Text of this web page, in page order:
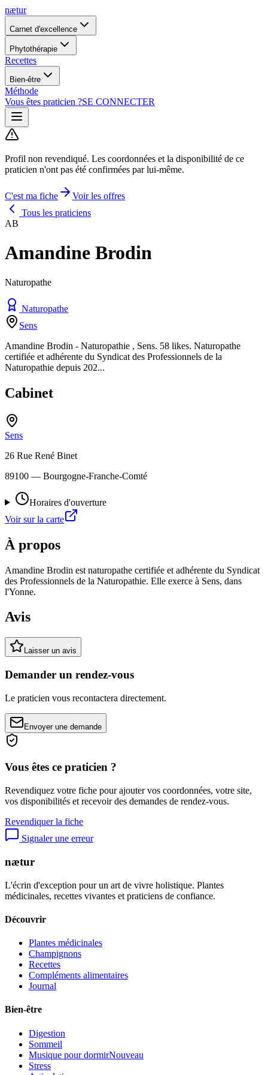
nætur
Carnet d'excellence
Phytothérapie
Recettes
Bien-être
Méthode
Vous êtes praticien ?SE CONNECTER
Profil non revendiqué. Les coordonnées et la disponibilité de ce
praticien n'ont pas été confirmées par lui-même.
C'est ma fiche
Voir les offres
Tous les praticiens
AB
Amandine Brodin
Naturopathe
Naturopathe
Sens
Amandine Brodin - Naturopathie , Sens. 58 likes. Naturopathe
certifiée et adhérente du Syndicat des Professionnels de la
Naturopathie depuis 202...
Cabinet
Sens
26 Rue René Binet
89100 — Bourgogne-Franche-Comté
Horaires d'ouverture
Voir sur la carte
À propos
Amandine Brodin est naturopathe certifiée et adhérente du Syndicat
des Professionnels de la Naturopathie. Elle exerce à Sens, dans
l'Yonne.
Avis
Laisser un avis
Demander un rendez-vous
Le praticien vous recontactera directement.
Envoyer une demande
Vous êtes ce praticien ?
Revendiquez votre fiche pour ajouter vos coordonnées, votre site,
vos disponibilités et recevoir des demandes de rendez-vous.
Revendiquer la fiche
Signaler une erreur
nætur
L'écrin d'exception pour un art de vivre holistique. Plantes
médicinales, recettes vivantes et praticiens de confiance.
Découvrir
Plantes médicinales
Champignons
Recettes
Compléments alimentaires
Journal
Bien-être
Digestion
Sommeil
Musique pour dormirNouveau
Stress